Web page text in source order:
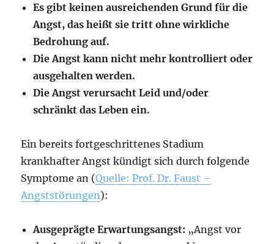
Es gibt keinen ausreichenden Grund für die
Angst, das heißt sie tritt ohne wirkliche
Bedrohung auf.
Die Angst kann nicht mehr kontrolliert oder
ausgehalten werden.
Die Angst verursacht Leid und/oder
schränkt das Leben ein.
Ein bereits fortgeschrittenes Stadium
krankhafter Angst kündigt sich durch folgende
Symptome an (Quelle: Prof. Dr. Faust –
Angststörungen):
Ausgeprägte Erwartungsangst: „Angst vor